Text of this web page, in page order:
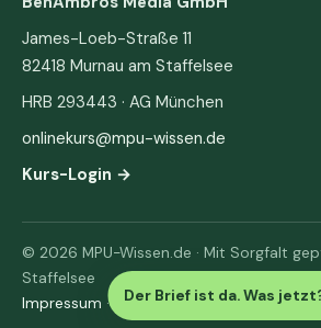
Der Brief ist da. Was
James-Loeb-Straße 11
82418 Murnau am Staffelsee
HRB 293443 · AG München
onlinekurs@mpu-wissen.de
Kurs-Login →
© 2026 MPU-Wissen.de · Mit Sorgfalt
Staffelsee
Impressum · Datenschutz & AGB